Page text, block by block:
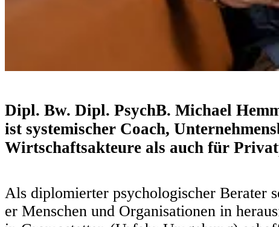
Dipl. Bw. Dipl. PsychB. Michael
ist systemischer Coach,
Wirtschaftsakteure als auch für
​Als diplomierter psychologischer Berater
er Menschen und Organisationen in